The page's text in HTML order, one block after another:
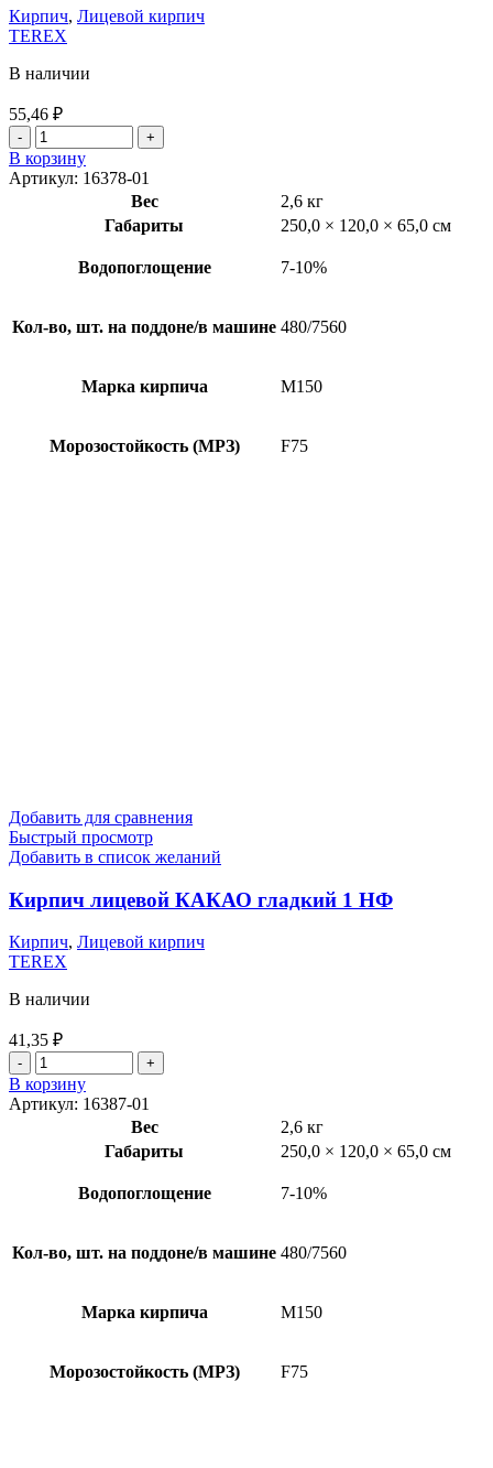
Кирпич, Лицевой кирпич
TEREX
В наличии
55,46 ₽
В корзину
Артикул: 16378-01
Вес
2,6 кг
Габариты
250,0 × 120,0 × 65,0 см
Водопоглощение 7-10%
Кол-во, шт. на поддоне/в машине 480/7560
Марка кирпича М150
Морозостойкость (МРЗ) F75
Добавить для сравнения
Быстрый просмотр
Добавить в список желаний
Кирпич лицевой КАКАО гладкий 1 НФ
Кирпич, Лицевой кирпич
TEREX
В наличии
41,35 ₽
В корзину
Артикул: 16387-01
Вес
2,6 кг
Габариты
250,0 × 120,0 × 65,0 см
Водопоглощение 7-10%
Кол-во, шт. на поддоне/в машине 480/7560
Марка кирпича М150
Морозостойкость (МРЗ) F75